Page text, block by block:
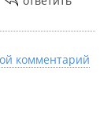
комментарий